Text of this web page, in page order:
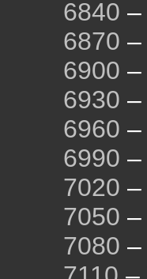
6840 –
6870 –
6900 –
6930 –
6960 –
6990 –
7020 –
7050 –
7080 –